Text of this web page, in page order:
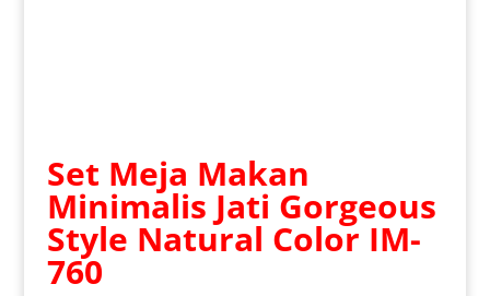
Set Meja Makan
Minimalis Jati Gorgeous
Style Natural Color IM-
760